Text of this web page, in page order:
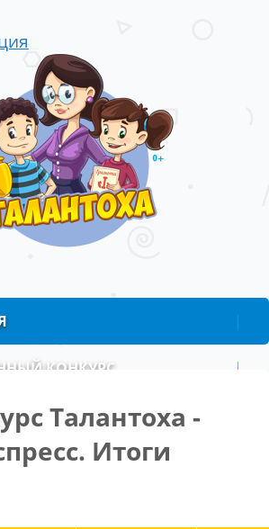
|
КОНКУРС |
| | КОНТАКТЫ
Талантоха -
Итоги